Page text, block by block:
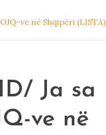
ve në Shqipëri (LISTA)
Ja sa
ve në